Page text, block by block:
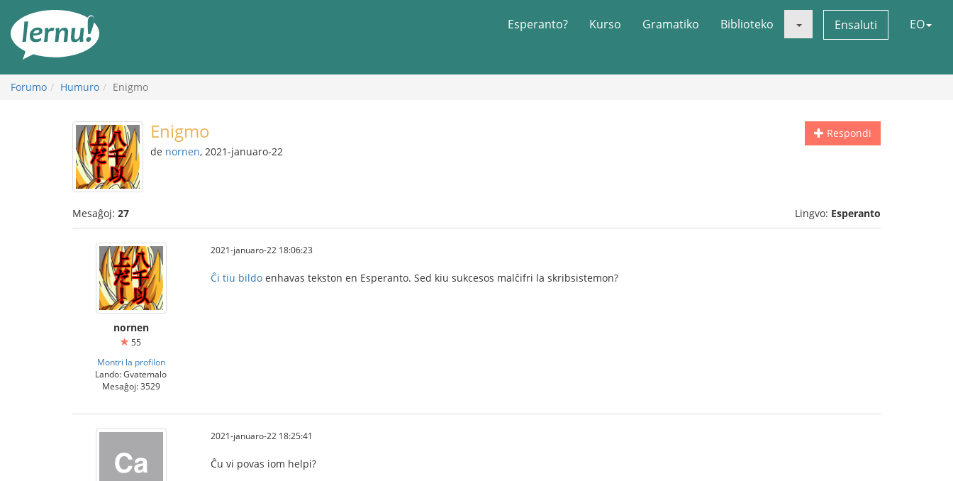
enhavo
Esperanto? Kurso Gramatiko Biblioteko Ensaluti EO
Forumo Humuro Enigmo
Respondi
Enigmo
de nornen, 2021-januaro-22
Mesaĝoj: 27 Lingvo: Esperanto
nornen
55
Montri la profilon
Lando: Gvatemalo
Mesaĝoj: 3529
2021-januaro-22 18:06:23
Ĉi tiu bildo enhavas tekston en Esperanto. Sed kiu sukcesos malĉifri la skribsistemon?
2021-januaro-22 18:25:41
Ĉu vi povas iom helpi?